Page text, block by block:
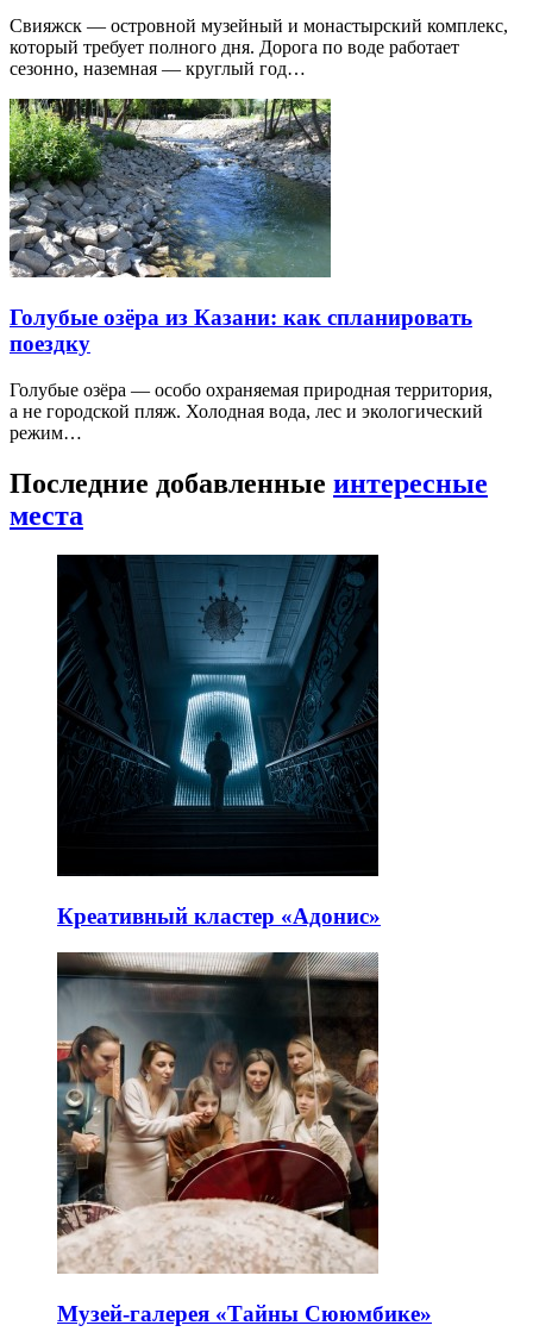
Свияжск — островной музейный и монастырский комплекс,
который требует полного дня. Дорога по воде работает
сезонно, наземная — круглый год…
Голубые озёра из Казани: как спланировать
поездку
Голубые озёра — особо охраняемая природная территория,
а не городской пляж. Холодная вода, лес и экологический
режим…
Последние добавленные интересные
места
Креативный кластер «Адонис»
Музей-галерея «Тайны Сююмбике»